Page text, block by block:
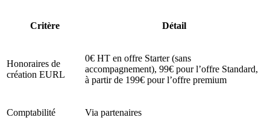
Critère Détail
Honoraires de
création EURL
0€ HT en offre Starter (sans
accompagnement), 99€ pour l’offre Standard,
à partir de 199€ pour l’offre premium
Comptabilité Via partenaires